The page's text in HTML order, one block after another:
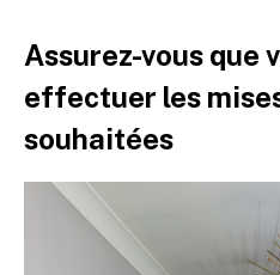
Assurez-vous que
effectuer les
souhaitées